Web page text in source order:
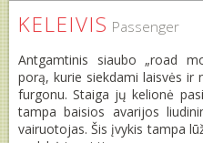
KELEIVIS Passenger
Antgamtinis siaubo „road
porą, kurie siekdami laisvės ir
furgonu. Staiga jų kelionė
tampa baisios avarijos
vairuotojas. Šis įvykis tampa